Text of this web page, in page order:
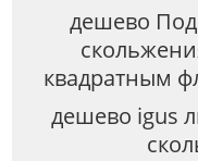
дешево
квадратным
дешево igus